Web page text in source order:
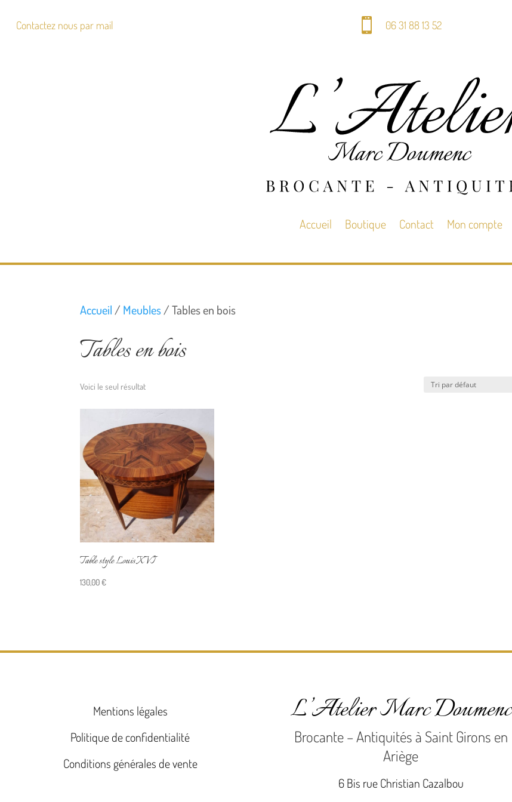
Contactez nous par mail  06 31 88 13 52
Accueil Boutique Contact Mon compte
Accueil / Meubles/ Tables en bois
Tables en bois
Voici le seul résultat
Table style Louis XVI
130,00€
Mentions légales
Politique de confidentialité
Conditions générales de vente
L’Atelier Marc Doumenc
Brocante – Antiquités à Saint Girons en
Ariège
6 Bis rue Christian Cazalbou